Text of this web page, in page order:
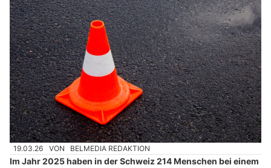
19.03.26 VON BELMEDIA REDAKTION
Im Jahr 2025 haben in der Schweiz 214 Menschen bei einem